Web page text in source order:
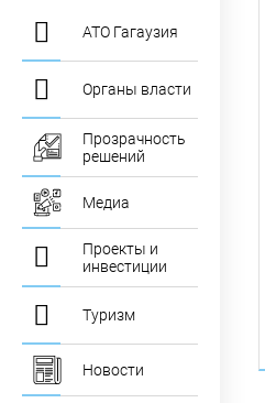
АТО Гагаузия
Органы власти
Прозрачность
решений
Медиа
Проекты и
инвестиции
Туризм
Новости